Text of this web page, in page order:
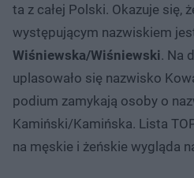
ta z całej Polski. Okazuje się,
występującym nazwiskiem
Wiśniewska/Wiśniewski. Na
uplasowało się nazwisko
podium zamykają osoby o
Kamiński/Kamińska. Lista
na męskie i żeńskie wygląda